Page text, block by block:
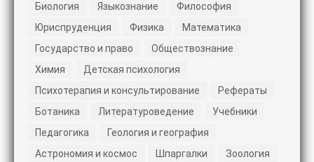
Биология
Языкознание
Философия
Юриспруденция
Физика
Математика
Государство и право
Обществознание
Химия
Детская психология
Психотерапия и консультирование
Рефераты
Ботаника
Литературоведение
Учебники
Педагогика
Геология и география
Астрономия и космос
Шпаргалки
Зоология